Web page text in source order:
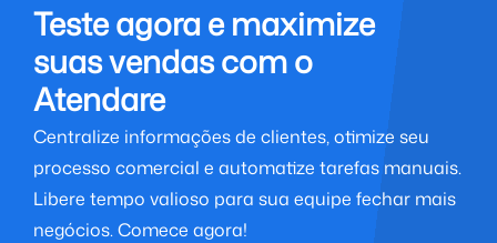
Teste agora e maximize
suas vendas com o
Atendare
Centralize informações de clientes, otimize seu
processo comercial e automatize tarefas manuais.
Libere tempo valioso para sua equipe fechar mais
negócios. Comece agora!